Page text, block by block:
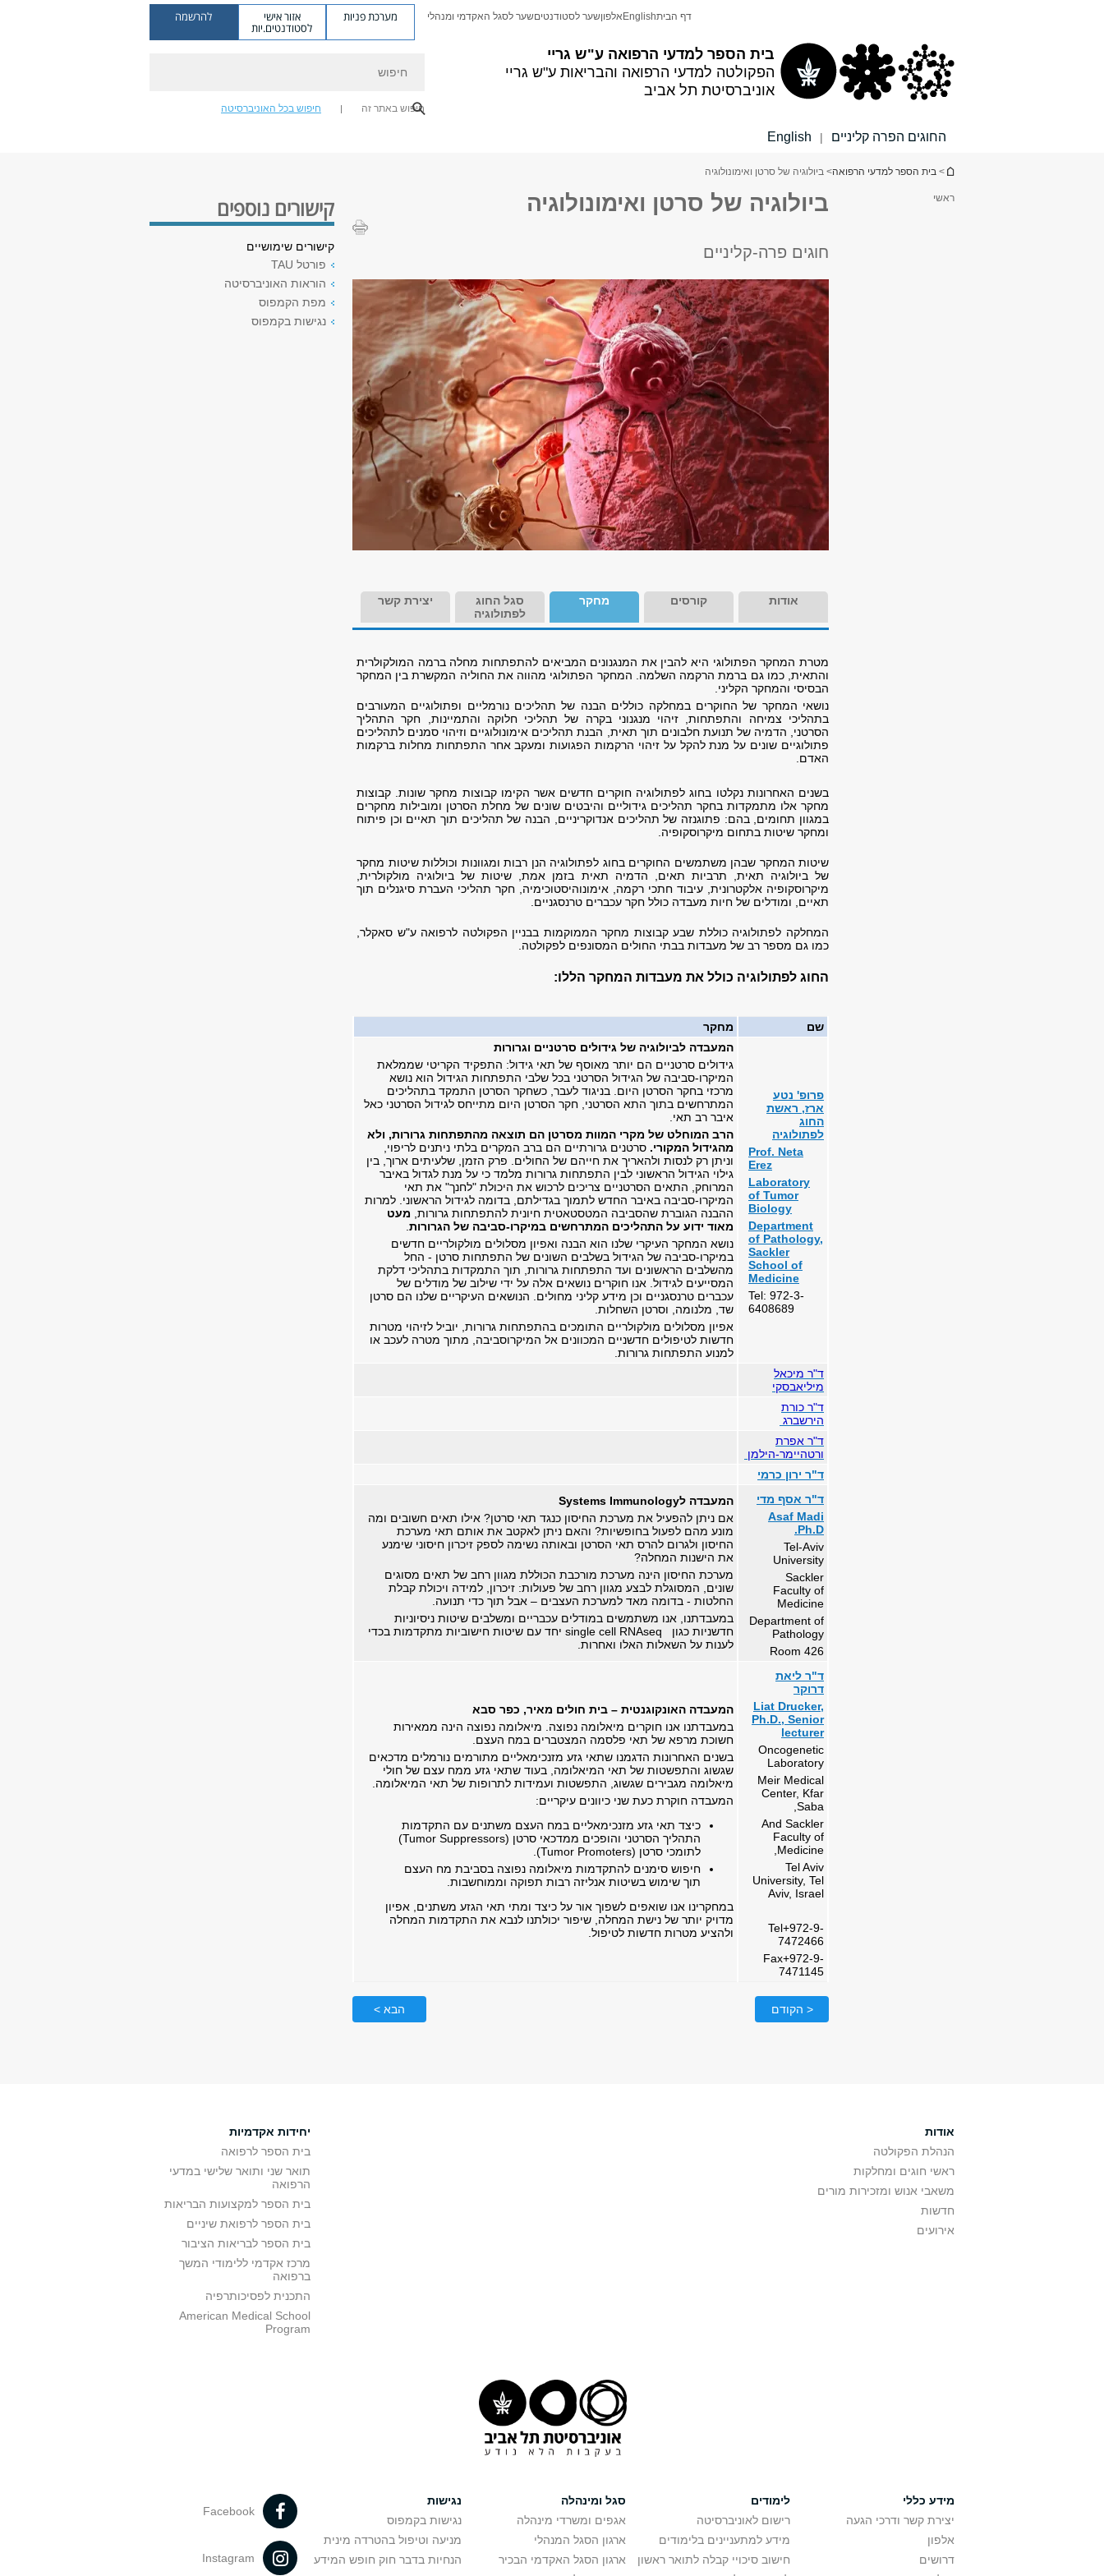
בית הספר למדעי הרפואה ע"ש גריי
הפקולטה למדעי הרפואה והבריאות ע"ש גריי
אוניברסיטת תל אביב
דף הביתEnglish אלפוןשער לסטודנטיםשער לסגל האקדמי ומנהלי מערכת פניות אזור אישי
לסטודנטים.יות
להרשמה
חיפוש באתר זה חיפוש בכל האוניברסיטה
החוגים הפרה קליניים |
English
הינך נמצא כאן
> בית הספר למדעי הרפואה> ביולוגיה של סרטן ואימונולוגיה
ראשי ביולוגיה של סרטן ואימונולוגיה
חוגים פרה-קליניים
אודות קורסים מחקר
סגל החוג
לפתולוגיה
יצירת קשר
מטרת המחקר הפתולוגי היא להבין את המנגנונים המביאים להתפתחות מחלה ברמה המולקולרית
והתאית, כמו גם ברמת הרקמה השלמה. המחקר הפתולוגי מהווה את החוליה המקשרת בין המחקר
הבסיסי והמחקר הקליני.
נושאי המחקר של החוקרים במחלקה כוללים הבנה של תהליכים נורמליים ופתולוגיים המעורבים
בתהליכי צמיחה והתפתחות, זיהוי מנגנוני בקרה של תהליכי חלוקה והתמיינות, חקר התהליך
הסרטני, הדמיה של תנועת חלבונים תוך תאית, הבנת תהליכים אימונולוגיים וזיהוי סמנים לתהליכים
פתולוגיים שונים על מנת להקל על זיהוי הרקמות הפגועות ומעקב אחר התפתחות מחלות ברקמות
האדם.
בשנים האחרונות נקלטו בחוג לפתולוגיה חוקרים חדשים אשר הקימו קבוצות מחקר שונות. קבוצות
מחקר אלו מתמקדות בחקר תהליכים גידוליים והיבטים שונים של מחלת הסרטן ומובילות מחקרים
במגוון תחומים, בהם: פתוגנזה של תהליכים אנדוקריניים, הבנה של תהליכים תוך תאיים וכן פיתוח
ומחקר שיטות בתחום מיקרוסקופיה.
שיטות המחקר שבהן משתמשים החוקרים בחוג לפתולוגיה הנן רבות ומגוונות וכוללות שיטות מחקר
של ביולוגיה תאית, תרביות תאים, הדמיה תאית בזמן אמת, שיטות של ביולוגיה מולקולרית,
מיקרוסקופיה אלקטרונית, עיבוד חתכי רקמה, אימונוהיסטוכימיה, חקר תהליכי העברת סיגנלים תוך
תאיים, ומודלים של חיות מעבדה כולל חקר עכברים טרנסגניים.
המחלקה לפתולוגיה כוללת שבע קבוצות מחקר הממוקמות בבניין הפקולטה לרפואה ע"ש סאקלר,
כמו גם מספר רב של מעבדות בבתי החולים המסונפים לפקולטה.
החוג לפתולוגיה כולל את מעבדות המחקר הללו:
שם מחקר
פרופ' נטע
ארז, ראשת
החוג
לפתולוגיה
Prof. Neta
Erez
Laboratory
of Tumor
Biology
Department
of Pathology,
Sackler
School of
Medicine
Tel: 972-3-
6408689
המעבדה לביולוגיה של גידולים סרטניים וגרורות
גידולים סרטניים הם יותר מאוסף של תאי גידול: התפקיד הקריטי שממלאת
המיקרו-סביבה של הגידול הסרטני בכל שלבי התפתחות הגידול הוא נושא
מרכזי בחקר הסרטן היום. בניגוד לעבר, כשחקר הסרטן התמקד בתהליכים
המתרחשים בתוך התא הסרטני, חקר הסרטן היום מתייחס לגידול הסרטני כאל
איבר רב תאי.
הרב המוחלט של מקרי המוות מסרטן הם תוצאה מהתפתחות גרורות, ולא
מהגידול המקורי. סרטנים גרורתיים הם ברב המקרים בלתי ניתנים לריפוי,
וניתן רק לנסות ולהאריך את חייהם של החולים. פרק הזמן, שלעיתים ארוך, בין
גילוי הגידול הראשוני לבין התפתחות גרורות מלמד כי על מנת לגדול באיבר
המרוחק, התאים הסרטניים צריכים לרכוש את היכולת "לחנך" את תאי
המיקרו-סביבה באיבר החדש לתמוך בגדילתם, בדומה לגידול הראשוני. למרות
ההבנה הגוברת שהסביבה המטסטאטית חיונית להתפתחות גרורות, מעט
מאוד ידוע על התהליכים המתרחשים במיקרו-סביבה של הגרורות
נושא המחקר העיקרי שלנו הוא הבנה ואפיון מסלולים מולקולריים חדשים
במיקרו-סביבה של הגידול בשלבים השונים של התפתחות סרטן - החל
מהשלבים הראשונים ועד התפתחות גרורות, תוך התמקדות בתהליכי דלקת
המסייעים לגידול. אנו חוקרים נושאים אלה על ידי שילוב של מודלים של
עכברים טרנסגניים וכן מידע קליני מחולים. הנושאים העיקריים שלנו הם סרטן
שד, מלנומה, וסרטן השחלות.
אפיון מסלולים מולקולריים התומכים בהתפתחות גרורות, יוביל לזיהוי מטרות
חדשות לטיפולים חדשניים המכוונים אל המיקרוסביבה, מתוך מטרה לעכב או
למנוע התפתחות גרורות.
ד"ר מיכאל
מיליאבסקי
ד"ר כורת
הירשברג
ד"ר אפרת
ורטהיימר-הילמן
ד"ר ירון כרמי
ד"ר אסף מדי
Asaf Madi
Ph.D.
Tel-Aviv
University
Sackler
Faculty of
Medicine
Department of
Pathology
Room 426
המעבדה לSystems Immunology
אם ניתן להפעיל את מערכת החיסון כנגד תאי סרטן? אילו תאים חשובים ומה
מונע מהם לפעול בחופשיות? והאם ניתן לאקטב את אותם תאי מערכת
החיסון ולגרום להרס תאי הסרטן ובאותה נשימה לספק זיכרון חיסוני שימנע
את הישנות המחלה?
מערכת החיסון הינה מערכת מורכבת הכוללת מגוון רחב של תאים מסוגים
שונים, המסוגלת לבצע מגוון רחב של פעולות: זיכרון, למידה ויכולת קבלת
החלטות - בדומה מאד למערכת העצבים – אבל תוך כדי תנועה.
במעבדתנו, אנו משתמשים במודלים עכבריים ומשלבים שיטות ניסיוניות
חדשניות כגון
single cell RNAseq יחד עם שיטות חישוביות מתקדמות בכדי
לענות על השאלות האלו ואחרות.
ד"ר ליאת
דרוקר
Liat Drucker,
Ph.D., Senior
lecturer
Oncogenetic
Laboratory
Meir Medical
Center, Kfar
Saba,
And Sackler
Faculty of
Medicine,
Tel Aviv
University, Tel
Aviv, Israel
Tel+972-9-
7472466
Fax+972-9-
7471145
המעבדה האונקוגנטית – בית חולים מאיר, כפר סבא
במעבדתנו אנו חוקרים מיאלומה נפוצה. מיאלומה נפוצה הינה ממאירות
חשוכת מרפא של תאי פלסמה המצטברים במח העצם.
בשנים האחרונות הדגמנו שתאי גזע מזנכימאליים מתורמים נורמלים מדכאים
שגשוג והתפשטות של תאי המיאלומה, בעוד שתאי גזע ממח עצם של חולי
מיאלומה מגבירים שגשוג, התפשטות ועמידות לתרופות של תאי המיאלומה.
המעבדה חוקרת כעת שני כיוונים עיקריים:
כיצד תאי גזע מזנכימאליים במח העצם משתנים עם התקדמות
התהליך הסרטני והופכים ממדכאי סרטן (Tumor Suppressors
)
לתומכי סרטן (Tumor Promoters
).
חיפוש סימנים להתקדמות מיאלומה נפוצה בסביבת מח העצם
תוך שימוש בשיטות אנליזה רבות תפוקה וממוחשבות.
במחקרינו אנו שואפים לשפוך אור על כיצד ומתי תאי הגזע משתנים, אפיון
מדויק יותר של נישת המחלה, שיפור יכולתנו לנבא את התקדמות המחלה
ולהציע מטרות חדשות לטיפול.
< הקודם הבא >
קישורים נוספים
קישורים שימושיים
פורטל TAU
הוראות האוניברסיטה
מפת הקמפוס
נגישות בקמפוס
אודות
הנהלת הפקולטה
ראשי חוגים ומחלקות
משאבי אנוש ומזכירות מורים
חדשות
אירועים
יחידות אקדמיות
בית הספר לרפואה
תואר שני ותואר שלישי במדעי
הרפואה
בית הספר למקצועות הבריאות
בית הספר לרפואת שיניים
בית הספר לבריאות הציבור
מרכז אקדמי ללימודי המשך
ברפואה
התכנית לפסיכותרפיה
American Medical School
Program
מידע כללי
יצירת קשר ודרכי הגעה
אלפון
דרושים
לימודים
רישום לאוניברסיטה
מידע למתעניינים בלימודים
חישוב סיכויי קבלה לתואר ראשון
סגל ומינהלה
אגפים ומשרדי מינהלה
ארגון הסגל המנהלי
ארגון הסגל האקדמי הבכיר
נגישות
נגישות בקמפוס
מניעה וטיפול בהטרדה מינית
הנחיות בדבר חוק חופש המידע
Facebook
Instagram